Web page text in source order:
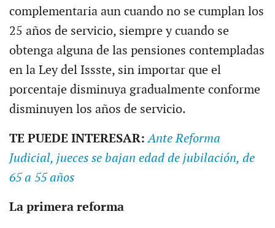
complementaria aun cuando no se cumplan los
25 años de servicio, siempre y cuando se
obtenga alguna de las pensiones contempladas
en la Ley del Issste, sin importar que el
porcentaje disminuya gradualmente conforme
disminuyen los años de servicio.
TE PUEDE INTERESAR:Ante Reforma
Judicial, jueces se bajan edad de jubilación, de
65 a 55 años
La primera reforma